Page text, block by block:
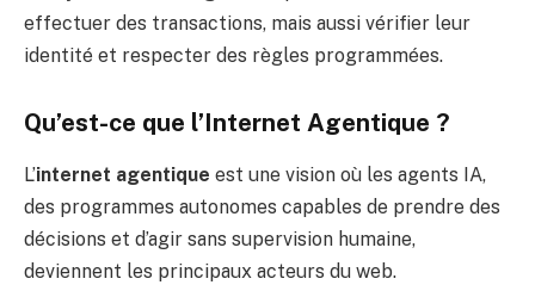
effectuer des transactions, mais aussi vérifier leur
identité et respecter des règles programmées.
Qu’est-ce que l’Internet Agentique ?
L’internet agentique est une vision où les agents IA,
des programmes autonomes capables de prendre des
décisions et d’agir sans supervision humaine,
deviennent les principaux acteurs du web.